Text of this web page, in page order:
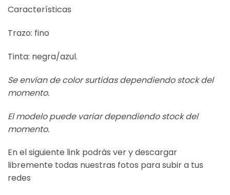
Características
Trazo: fino
Tinta: negra/azul.
Se envían de color surtidas dependiendo stock del
momento.
El modelo puede variar dependiendo stock del
momento.
En el siguiente link podrás ver y descargar
libremente todas nuestras fotos para subir a tus
redes